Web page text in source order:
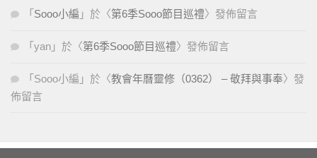
「 Sooo小編 」於〈第6季Sooo節目巡禮〉發佈留言
「 yan 」於〈第6季Sooo節目巡禮〉發佈留言
「 Sooo小編 」於〈教會年曆靈修（0362） – 敬拜與事奉〉發
佈留言